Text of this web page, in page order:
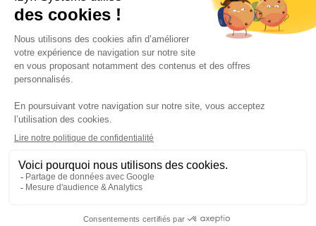
Tous droits réservés Izyx Systems ©|
Contrôle des accès et verrouillage de porte : serrure électrique,